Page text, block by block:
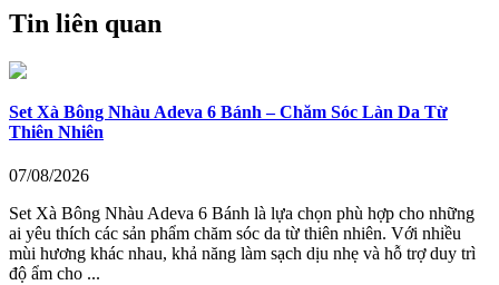
Tin liên quan
Set Xà Bông Nhàu Adeva 6 Bánh – Chăm Sóc Làn Da Từ
Thiên Nhiên
07/08/2026
Set Xà Bông Nhàu Adeva 6 Bánh là lựa chọn phù hợp cho những
ai yêu thích các sản phẩm chăm sóc da từ thiên nhiên. Với nhiều
mùi hương khác nhau, khả năng làm sạch dịu nhẹ và hỗ trợ duy trì
độ ẩm cho ...